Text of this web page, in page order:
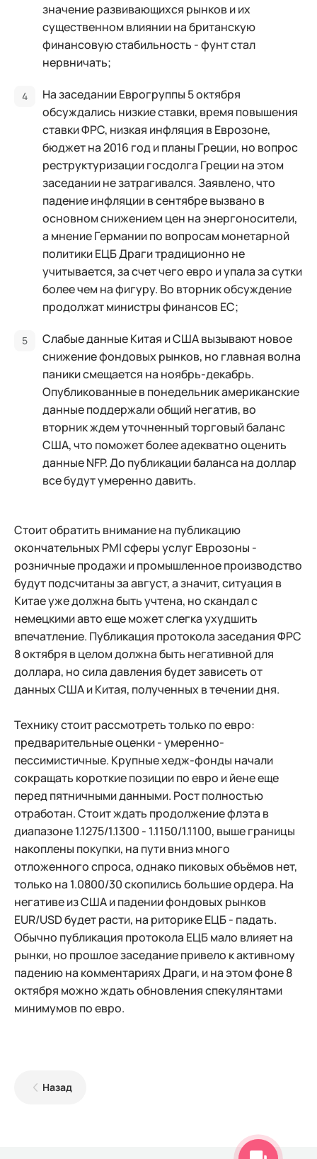
значение развивающихся рынков и их
существенном влиянии на британскую
финансовую стабильность - фунт стал
нервничать;
На заседании Еврогруппы 5 октября
обсуждались низкие ставки, время повышения
ставки ФРС, низкая инфляция в Еврозоне,
бюджет на 2016 год и планы Греции, но вопрос
реструктуризации госдолга Греции на этом
заседании не затрагивался. Заявлено, что
падение инфляции в сентябре вызвано в
основном снижением цен на энергоносители,
а мнение Германии по вопросам монетарной
политики ЕЦБ Драги традиционно не
учитывается, за счет чего евро и упала за сутки
более чем на фигуру. Во вторник обсуждение
продолжат министры финансов ЕС;
Слабые данные Китая и США вызывают новое
снижение фондовых рынков, но главная волна
паники смещается на ноябрь-декабрь.
Опубликованные в понедельник американские
данные поддержали общий негатив, во
вторник ждем уточненный торговый баланс
США, что поможет более адекватно оценить
данные NFP. До публикации баланса на доллар
все будут умеренно давить.
Стоит обратить внимание на публикацию
окончательных PMI сферы услуг Еврозоны -
розничные продажи и промышленное производство
будут подсчитаны за август, а значит, ситуация в
Китае уже должна быть учтена, но скандал с
немецкими авто еще может слегка ухудшить
впечатление. Публикация протокола заседания ФРС
8 октября в целом должна быть негативной для
доллара, но сила давления будет зависеть от
данных США и Китая, полученных в течении дня.
Технику стоит рассмотреть только по евро:
предварительные оценки - умеренно-
пессимистичные. Крупные хедж-фонды начали
сокращать короткие позиции по евро и йене еще
перед пятничными данными. Рост полностью
отработан. Стоит ждать продолжение флэта в
диапазоне 1.1275/1.1300 - 1.1150/1.1100, выше границы
накоплены покупки, на пути вниз много
отложенного спроса, однако пиковых объёмов нет,
только на 1.0800/30 скопились большие ордера. На
негативе из США и падении фондовых рынков
EUR/USD будет расти, на риторике ЕЦБ - падать.
Обычно публикация протокола ЕЦБ мало влияет на
рынки, но прошлое заседание привело к активному
падению на комментариях Драги, и на этом фоне 8
октября можно ждать обновления спекулянтами
минимумов по евро.
Назад